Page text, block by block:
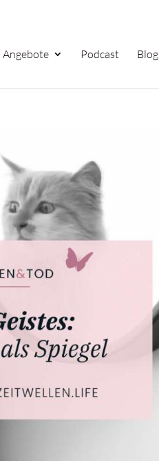
Angebote Podcast Blog